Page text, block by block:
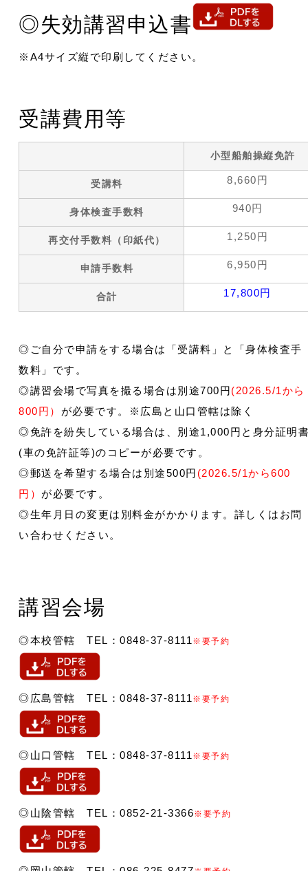
◎失効講習申込書
※A4サイズ縦で印刷してください。
受講費用等
小型船舶操縦免許
受講料 8,660円
身体検査手数料 940円
再交付手数料（印紙代） 1,250円
申請手数料 6,950円
合計 17,800円
◎ご自分で申請をする場合は「受講料」と「身体検査手
数料」です。
◎講習会場で写真を撮る場合は別途700円(2026.5/1から
800円） が必要です。※広島と山口管轄は除く
◎免許を紛失している場合は、別途1,000円と身分証明
(車の免許証等)のコピーが必要です。
◎郵送を希望する場合は別途500円 (2026.5/1から600
円） が必要です。
◎生年月日の変更は別料金がかかります。詳しくはお問
い合わせください。
講習会場
◎本校管轄 TEL：0848-37-8111 ※要予約
◎広島管轄 TEL：0848-37-8111 ※要予約
◎山口管轄 TEL：0848-37-8111 ※要予約
◎山陰管轄 TEL：0852-21-3366※要予約